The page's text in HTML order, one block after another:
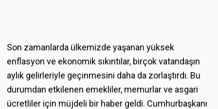
Son zamanlarda ülkemizde yaşanan yüksek
enflasyon ve ekonomik sıkıntılar, birçok vatandaşın
aylık gelirleriyle geçinmesini daha da zorlaştırdı. Bu
durumdan etkilenen emekliler, memurlar ve asgari
ücretliler için müjdeli bir haber geldi. Cumhurbaşkanı